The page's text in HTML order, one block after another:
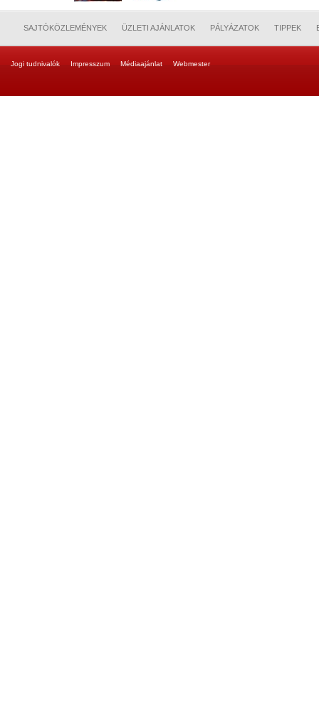
SAJTÓKÖZLEMÉNYEK ÜZLETI AJÁNLATOK PÁLYÁZATOK TIPPEK
Jogi tudnivalók Impresszum Médiaajánlat Webmester